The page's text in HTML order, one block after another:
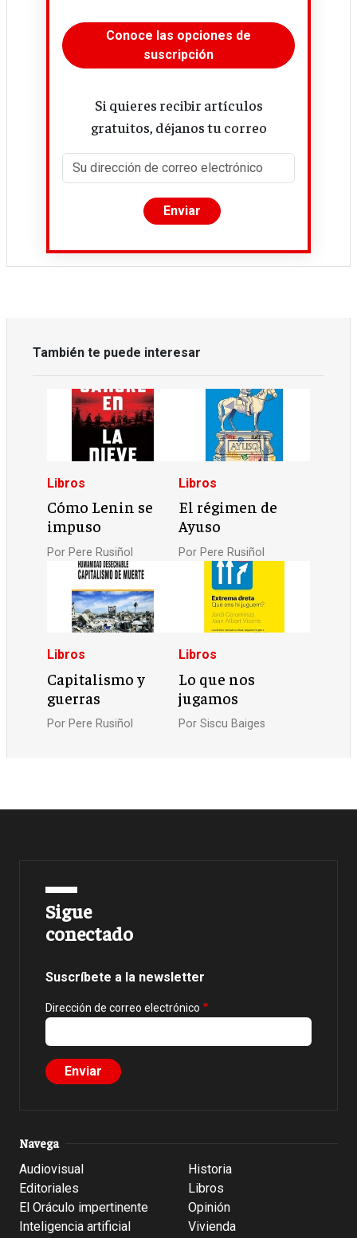
Conoce las opciones de
suscripción
Si quieres recibir artículos
gratuitos, déjanos tu correo
También te puede interesar
Libros
Cómo Lenin se
impuso
Por Pere Rusiñol
Libros
El régimen de
Ayuso
Por Pere Rusiñol
Libros
Capitalismo y
guerras
Por Pere Rusiñol
Libros
Lo que nos
jugamos
Por Siscu Baiges
Sigue
conectado
Suscríbete a la newsletter
Dirección de correo electrónico
Navega
Audiovisual
Editoriales
El Oráculo impertinente
Inteligencia artificial
Historia
Libros
Opinión
Vivienda